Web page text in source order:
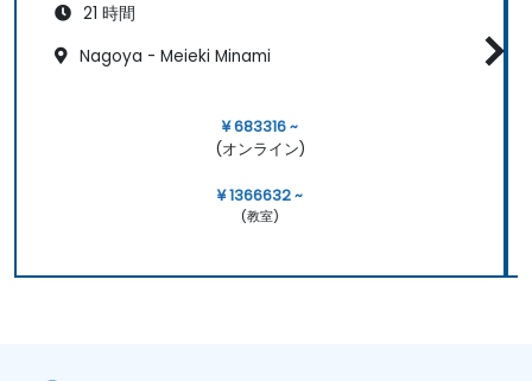
21 時間
Nagoya - Meieki Minami
¥ 683316 ~
(オンライン)
¥ 1366632 ~
(教室)